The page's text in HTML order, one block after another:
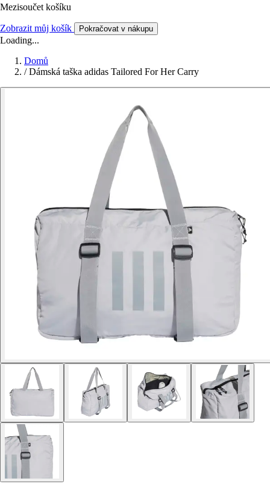
Mezisoučet košíku
Zobrazit můj košík Pokračovat v nákupu
Loading...
Domů
/ Dámská taška adidas Tailored For Her Carry